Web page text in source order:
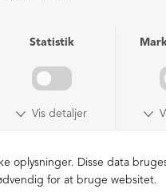
DKK 1.199,00
ØKOLOGISK BOMULD